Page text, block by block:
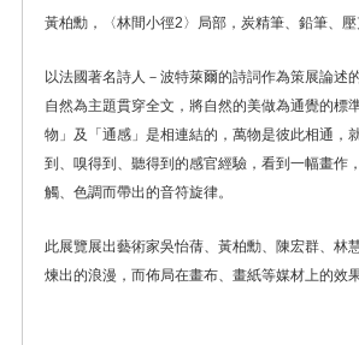
黃柏勳，〈林間小徑2〉局部，炭精筆、鉛筆、
以法國著名詩人－波特萊爾的詩詞作為策展論述
自然為主題貫穿全文，將自然的美做為通覺的標
物」及「通感」是相連結的，萬物是彼此相通，
到、嗅得到、聽得到的感官經驗，看到一幅畫作
觸、色調而帶出的音符旋律。
此展覽展出藝術家吳怡蒨、黃柏勳、陳宏群、林
煉出的浪漫，而佈局在畫布、畫紙等媒材上的效